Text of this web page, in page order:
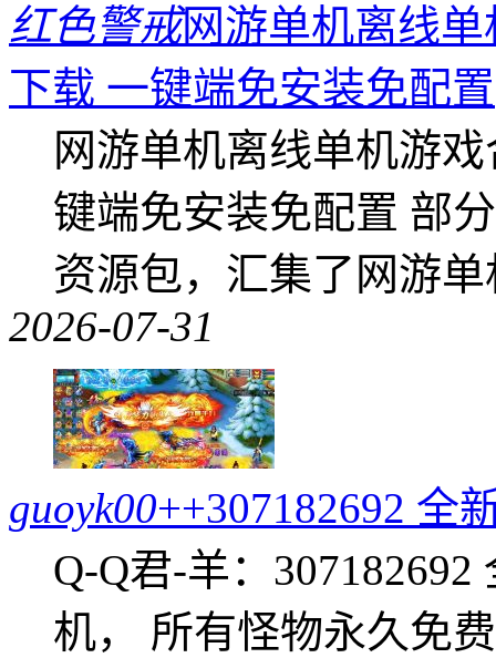
红色警戒网游单机离线
下载 一键端免安装免配置
网游单机离线单机游
键端免安装免配置 部
资源包，汇集了网游
2026-07-31
guoyk00++307182692 全
Q-Q君-羊：
机， 所有怪物永久免